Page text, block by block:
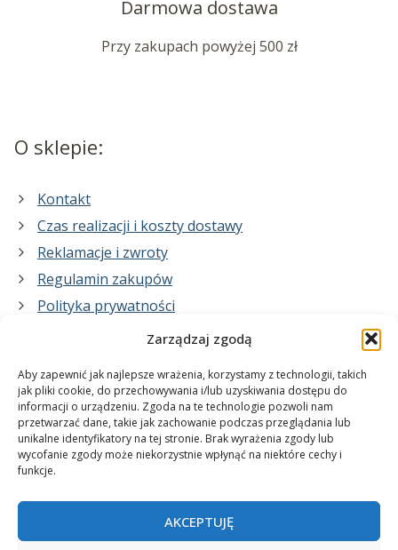
Zarządzaj zgodą
Aby zapewnić jak najlepsze wrażenia, korzystamy z technologii, takich
jak pliki cookie, do przechowywania i/lub uzyskiwania dostępu do
informacji o urządzeniu. Zgoda na te technologie pozwoli nam
przetwarzać dane, takie jak zachowanie podczas przeglądania lub
unikalne identyfikatory na tej stronie. Brak wyrażenia zgody lub
wycofanie zgody może niekorzystnie wpłynąć na niektóre cechy i
funkcje.
AKCEPTUJĘ
Darmowa dostawa
Przy zakupach powyżej 500 zł
O sklepie:
Kontakt
Czas realizacji i koszty dostawy
Reklamacje i zwroty
Regulamin zakupów
Polityka prywatności
Co zrobimy dla Ciebie:
projekty plakatów na zamówienie
wydrukuj swój plakat